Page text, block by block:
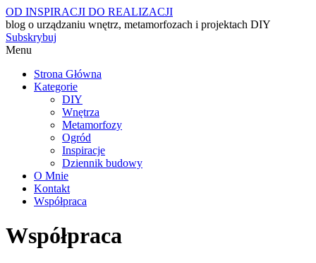
OD INSPIRACJI DO REALIZACJI
blog o urządzaniu wnętrz, metamorfozach i projektach DIY
Subskrybuj
Menu
Strona Główna
Kategorie
DIY
Wnętrza
Metamorfozy
Ogród
Inspiracje
Dziennik budowy
O Mnie
Kontakt
Współpraca
Współpraca